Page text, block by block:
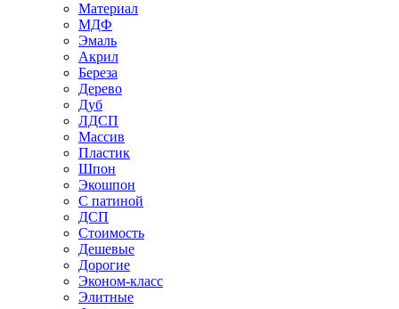
Материал
МДФ
Эмаль
Акрил
Береза
Дерево
Дуб
ЛДСП
Массив
Пластик
Шпон
Экошпон
С патиной
ДСП
Стоимость
Дешевые
Дорогие
Эконом-класс
Элитные